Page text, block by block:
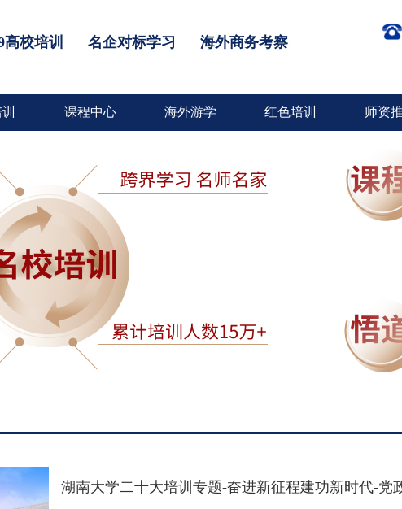
高校培训 名企对标学习 海外商务考察
课程中心 海外游学 红色培训 师资
湖南大学二十大培训专题-奋进新征程建功新时代-党